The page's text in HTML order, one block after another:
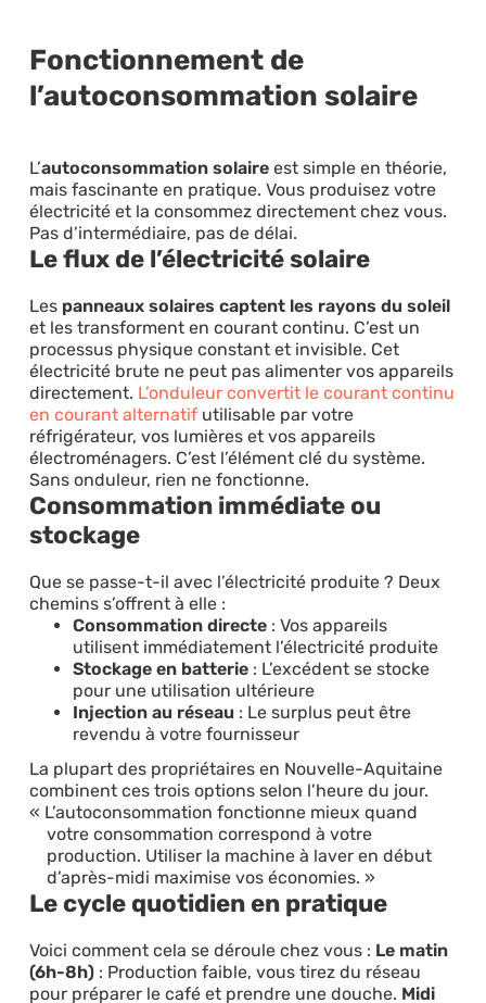
Fonctionnement de
l’autoconsommation solaire
L’autoconsommation solaireest simple en théorie,
mais fascinante en pratique. Vous produisez votre
électricité et la consommez directement chez vous.
Pas d’intermédiaire, pas de délai.
Le flux de l’électricité solaire
Les panneaux solaires captent les rayons du soleil
et les transforment en courant continu. C’est un
processus physique constant et invisible. Cet
électricité brute ne peut pas alimenter vos appareils
directement. L’onduleur convertit le courant continu
en courant alternatifutilisable par votre
réfrigérateur, vos lumières et vos appareils
électroménagers. C’est l’élément clé du système.
Sans onduleur, rien ne fonctionne.
Consommation immédiate ou
stockage
Que se passe-t-il avec l’électricité produite ? Deux
chemins s’offrent à elle :
Consommation directe: Vos appareils
utilisent immédiatement l’électricité produite
Stockage en batterie: L’excédent se stocke
pour une utilisation ultérieure
Injection au réseau : Le surplus peut être
revendu à votre fournisseur
La plupart des propriétaires en Nouvelle-Aquitaine
combinent ces trois options selon l’heure du jour.
L’autoconsommation fonctionne mieux quand
votre consommation correspond à votre
production. Utiliser la machine à laver en début
d’après-midi maximise vos économies.
Le cycle quotidien en pratique
Voici comment cela se déroule chez vous : Le matin
(6h-8h): Production faible, vous tirez du réseau
pour préparer le café et prendre une douche. Midi